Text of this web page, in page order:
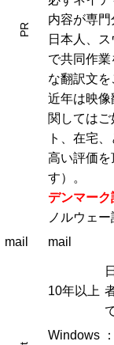
PR
内容が専門
日本人、
で共同作
な翻訳文を
近年は映像
関しては
ト、在宅
高い評価を
す）。
デンマーク
ノルウェ
mail
mail
10年以上
Windows